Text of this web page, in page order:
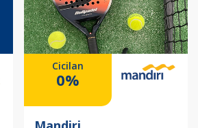
Cicilan
0%